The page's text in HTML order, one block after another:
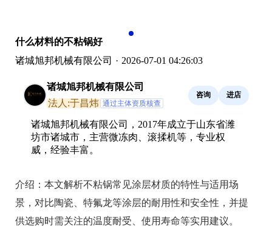
什么材料的不粘锅好
诸城旭邦机械有限公司 · 2026-07-01 04:26:03
诸城旭邦机械有限公司
法人:于昌炜 通过主体资质核查
咨询 进店
诸城旭邦机械有限公司，2017年成立于山东省潍
坊市诸城市，主营微冻肉、滚揉机等，专业权
威，经验丰富。
介绍： 本文解析不粘锅常见涂层材质的特性与适用场
景，对比陶瓷、特氟龙等涂层的耐用性和安全性，并提
供选购时需关注的温度耐受、使用寿命等实用建议。